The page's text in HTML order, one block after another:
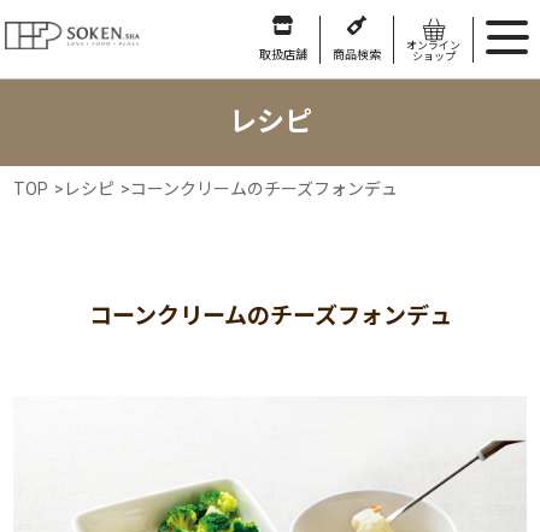
取扱店舗 商品検索
オンライン
ショップ
レシピ
TOP > レシピ >コーンクリームのチーズフォンデュ
コーンクリームのチーズフォンデュ